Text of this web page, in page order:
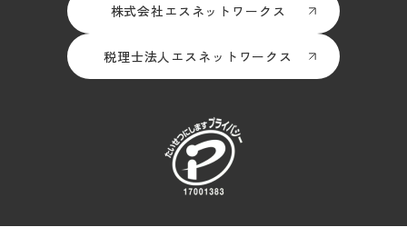
株式会社エスネットワークス
税理士法人エスネットワークス